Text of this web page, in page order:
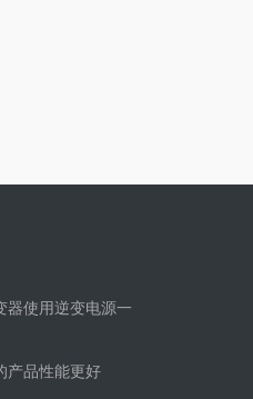
器使用逆变电源一
产品性能更好